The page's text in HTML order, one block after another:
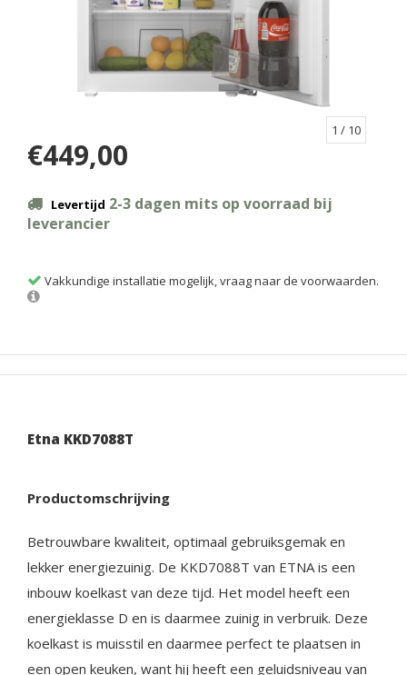
1 / 10
€449,00
Levertijd 2-3 dagen mits op voorraad bij
leverancier
Vakkundige installatie mogelijk, vraag naar de voorwaarden.
Etna KKD7088T
Productomschrijving
Betrouwbare kwaliteit, optimaal gebruiksgemak en
lekker energiezuinig. De KKD7088T van ETNA is een
inbouw koelkast van deze tijd. Het model heeft een
energieklasse D en is daarmee zuinig in verbruik. Deze
koelkast is muisstil en daarmee perfect te plaatsen in
een open keuken, want hij heeft een geluidsniveau van